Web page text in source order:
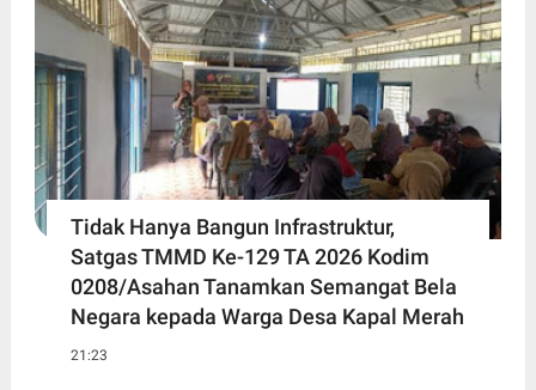
Tidak Hanya Bangun Infrastruktur,
Satgas TMMD Ke-129 TA 2026 Kodim
0208/Asahan Tanamkan Semangat Bela
Negara kepada Warga Desa Kapal Merah
21:23